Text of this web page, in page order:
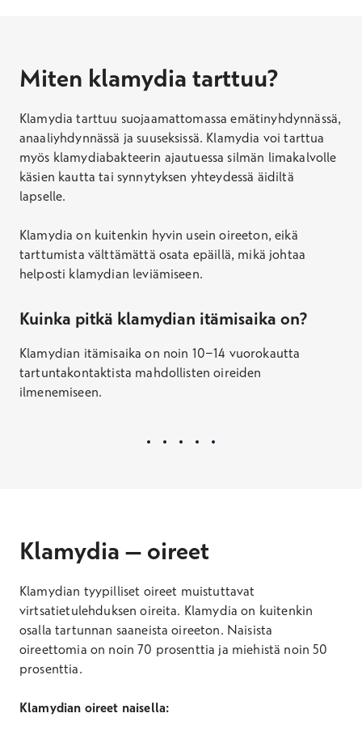
Miten klamydia tarttuu?
Klamydia tarttuu suojaamattomassa emätinyhdynnässä,
anaaliyhdynnässä ja suuseksissä. Klamydia voi tarttua
myös klamydiabakteerin ajautuessa silmän limakalvolle
käsien kautta tai synnytyksen yhteydessä äidiltä
lapselle.
Klamydia on kuitenkin hyvin usein oireeton, eikä
tarttumista välttämättä osata epäillä, mikä johtaa
helposti klamydian leviämiseen.
Kuinka pitkä klamydian itämisaika on?
Klamydian itämisaika on noin 10−14 vuorokautta
tartuntakontaktista mahdollisten oireiden
ilmenemiseen.
Klamydia – oireet
Klamydian tyypilliset oireet muistuttavat
virtsatietulehduksen oireita. Klamydia on kuitenkin
osalla tartunnan saaneista oireeton. Naisista
oireettomia on noin 70 prosenttia ja miehistä noin 50
prosenttia.
Klamydian oireet naisella: